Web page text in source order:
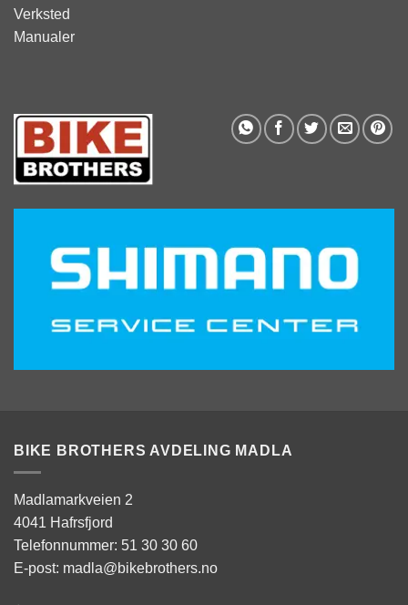
Verksted
Manualer
BIKE BROTHERS AVDELING MADLA
Madlamarkveien 2
4041 Hafrsfjord
Telefonnummer: 51 30 30 60
E-post: madla@bikebrothers.no